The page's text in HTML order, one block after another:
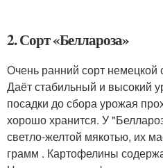
2. Сорт «Беллароза»
Очень ранний сорт немецкой
Даёт стабильный и высокий
посадки до сбора урожая
хорошо хранится. У
светло-желтой мякотью, их
грамм . Картофелины